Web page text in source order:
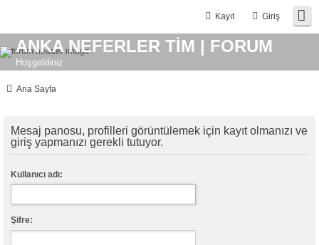
Giriş
Kayıt
ANKA NEFERLER TİM | FORUM
Hoşgeldiniz
Ana Sayfa
Mesaj panosu, profilleri görüntülemek için kayıt olmanızı ve
giriş yapmanızı gerekli tutuyor.
Kullanıcı adı:
Şifre: